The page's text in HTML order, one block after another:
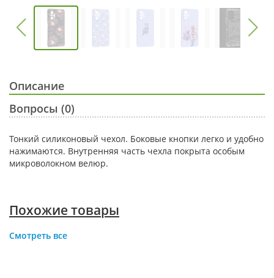
Описание
Вопросы (0)
Тонкий силиконовый чехол. Боковые кнопки легко и удобно
нажимаются. Внутренняя часть чехла покрыта особым
микроволокном велюр.
Похожие товары
Смотреть все